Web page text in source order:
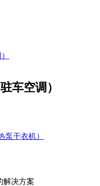
车空调）
泵干衣机）
解决方案